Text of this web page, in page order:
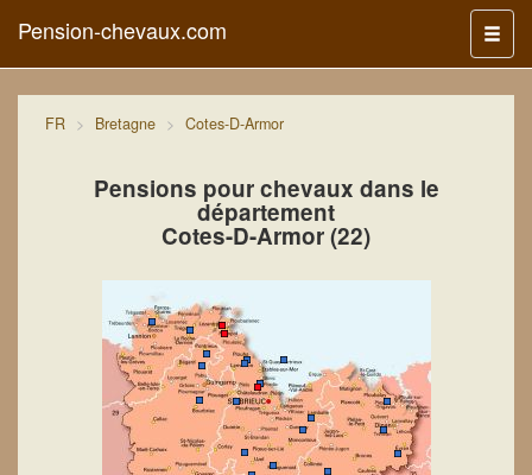
Menu
Pension-chevaux.com
FR Bretagne Cotes-D-Armor
Pensions pour chevaux dans le
département
Cotes-D-Armor (22)